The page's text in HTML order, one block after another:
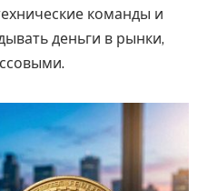
команды и
деньги в рынки,